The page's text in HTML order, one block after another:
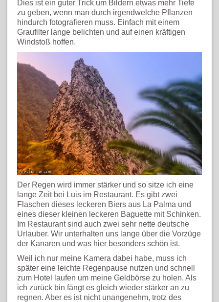
Dies ist ein guter Trick um Bildern etwas mehr Tiefe
zu geben, wenn man durch irgendwelche Pflanzen
hindurch fotografieren muss. Einfach mit einem
Graufilter lange belichten und auf einen kräftigen
Windstoß hoffen.
Der Regen wird immer stärker und so sitze ich eine
lange Zeit bei Luis im Restaurant. Es gibt zwei
Flaschen dieses leckeren Biers aus La Palma und
eines dieser kleinen leckeren Baguette mit Schinken.
Im Restaurant sind auch zwei sehr nette deutsche
Urlauber. Wir unterhalten uns lange über die Vorzüge
der Kanaren und was hier besonders schön ist.
Weil ich nur meine Kamera dabei habe, muss ich
später eine leichte Regenpause nutzen und schnell
zum Hotel laufen um meine Geldbörse zu holen. Als
ich zurück bin fängt es gleich wieder stärker an zu
regnen. Aber es ist nicht unangenehm, trotz des